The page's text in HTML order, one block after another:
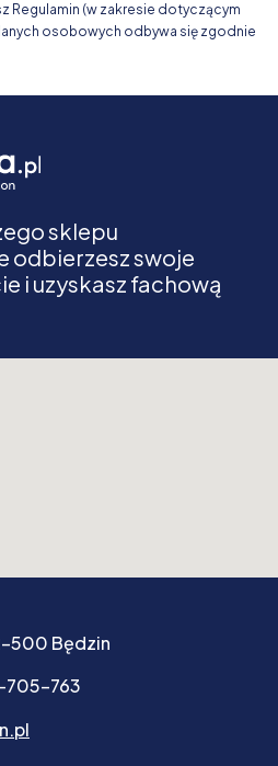
Regulamin (w zakresie dotyczącym
osobowych odbywa się zgodnie
sklepu
odbierzesz swoje
i uzyskasz fachową
763
500 Będzin